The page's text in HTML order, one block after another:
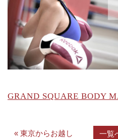
GRAND SQUARE BODY
« 東京からお越し
一覧